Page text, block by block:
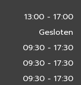
13:00 - 17:00
Gesloten
09:30 - 17:30
09:30 - 17:30
09:30 - 17:30